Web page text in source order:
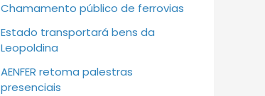
Chamamento público de ferrovias
Estado transportará bens da
Leopoldina
AENFER retoma palestras
presenciais